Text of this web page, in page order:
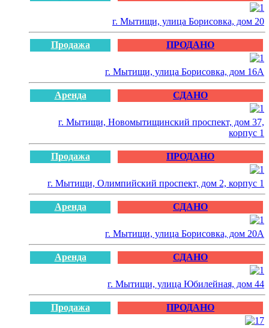
г. Мытищи, улица Борисовка, дом 20
Продажа ПРОДАНО
г. Мытищи, улица Борисовка, дом 16А
Аренда СДАНО
г. Мытищи, Новомытищинский проспект, дом 37,
корпус 1
Продажа ПРОДАНО
г. Мытищи, Олимпийский проспект, дом 2, корпус 1
Аренда СДАНО
г. Мытищи, улица Борисовка, дом 20А
Аренда СДАНО
г. Мытищи, улица Юбилейная, дом 44
Продажа ПРОДАНО